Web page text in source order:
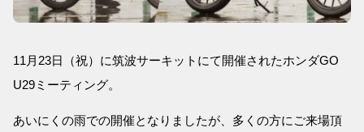
11月23日（祝）に筑波サーキットにて開催されたホンダGO
U29ミーティング。
あいにくの雨での開催となりましたが、多くの方にご来場頂